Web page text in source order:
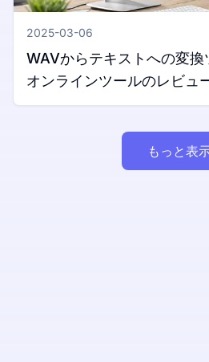
2025-03-06
WAVからテキストへの変
オンラインツールのレビュ
もっと表